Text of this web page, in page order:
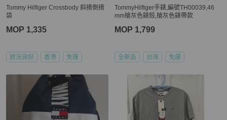
Tommy Hilfiger Crossbody 斜揹側揹
袋
MOP 1,335
狀況良好 香港 免運
TommyHilfiger手錶,編號TH00039,46
mm槍灰色錶殼,槍灰色錶帶款
MOP 1,799
全新品 台灣 免運